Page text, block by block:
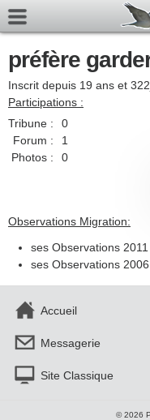
préfère
Inscrit depuis 19 ans et
Participations :
Tribune :
0
Forum :
1
Photos :
0
Observations Migration:
ses Observations 2011
ses Observations 2006
Accueil
Messagerie
Site Classique
© 2026